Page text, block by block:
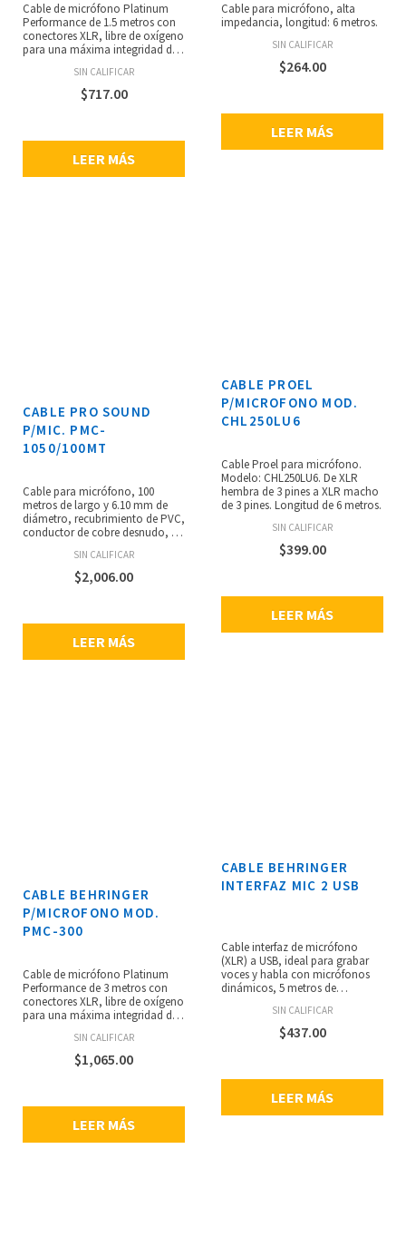
Cable de micrófono Platinum
Performance de 1.5 metros con
conectores XLR, libre de oxígeno
para una máxima integridad de
micrófonos e instrumentos
musicales, capacitancia
ultrabaja con núcleo de cobre
2 x 0.22 mm² con blindaje en
espiral ultra denso para una
SIN CALIFICAR
$717.00
LEER MÁS
Cable para micrófono, alta
impedancia, longitud: 6 metros.
SIN CALIFICAR
$264.00
LEER MÁS
CABLE PROEL
P/MICROFONO MOD.
CHL250LU6
Cable Proel para micrófono.
Modelo: CHL250LU6. De XLR
hembra de 3 pines a XLR macho
de 3 pines. Longitud de 6 metros.
SIN CALIFICAR
$399.00
LEER MÁS
CABLE PRO SOUND
P/MIC. PMC-
1050/100MT
Cable para micrófono, 100
metros de largo y 6.10 mm de
diámetro, recubrimiento de PVC,
conductor de cobre desnudo, 2
relleno de algodón.
SIN CALIFICAR
$2,006.00
LEER MÁS
CABLE BEHRINGER
INTERFAZ MIC 2 USB
Cable interfaz de micrófono
(XLR) a USB, ideal para grabar
voces y habla con micrófonos
dinámicos, 5 metros de
Plug&Play para computadoras
PC y Mac, salida de audio digital
que funciona a través de
mayoría de los drivers y
programas para Windows y Mac.
SIN CALIFICAR
$437.00
LEER MÁS
CABLE BEHRINGER
P/MICROFONO MOD.
PMC-300
Cable de micrófono Platinum
Performance de 3 metros con
conectores XLR, libre de oxígeno
para una máxima integridad de
micrófonos e instrumentos
musicales, capacitancia
ultrabaja con núcleo de cobre
2 x 0.22 mm² con blindaje en
espiral ultra denso para una
SIN CALIFICAR
$1,065.00
LEER MÁS